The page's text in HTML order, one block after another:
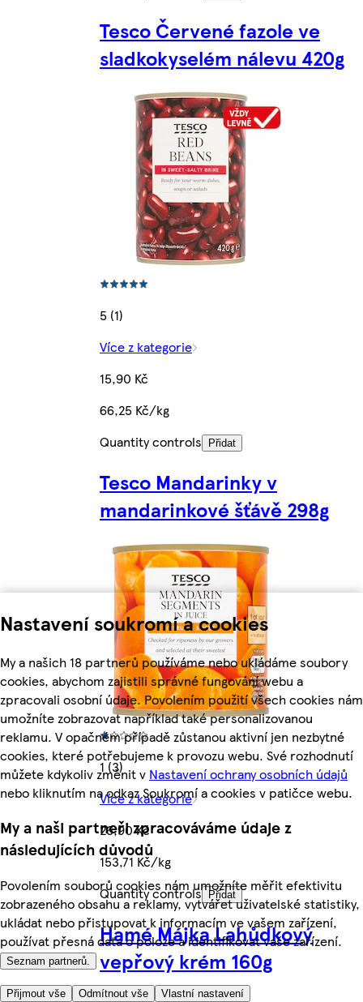
Nastavení soukromí a cookies
My a našich 18 partnerů používáme nebo ukládáme soubory
cookies, abychom zajistili správné fungování webu a
zpracovali osobní údaje. Povolením použití všech cookies nám
umožníte zobrazovat například také personalizovanou
reklamu. V opačném případě zůstanou aktivní jen nezbytné
cookies, které potřebujeme k provozu webu. Své rozhodnutí
můžete kdykoliv změnit v Nastavení ochrany osobních údajů
nebo kliknutím na odkaz Soukromí a cookies v patičce webu.
My a naši partneři zpracováváme údaje z
následujících důvodů
Povolením souborů cookies nám umožníte měřit efektivitu
zobrazeného obsahu a reklamy, vytvářet uživatelské statistiky,
ukládat nebo přistupovat k informacím ve vašem zařízení,
používat přesná data o poloze a identifikovat vaše zařízení.
Seznam partnerů.
Přijmout vše Odmítnout vše Vlastní nastavení
Tesco Červené fazole ve
sladkokyselém nálevu 420g
5 (1)
Více z kategorie
15,90 Kč
66,25 Kč/kg
Quantity controls
Přidat
Tesco Mandarinky v
mandarinkové šťávě 298g
1 (3)
Více z kategorie
26,90 Kč
153,71 Kč/kg
Quantity controls Přidat
Hamé Májka Lahůdkový
vepřový krém 160g